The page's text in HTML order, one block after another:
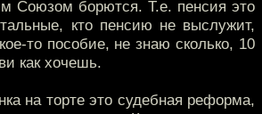
Союзом борются. Т.е. пенсия это
кто пенсию не выслужит,
то пособие, не знаю сколько, 10
как хочешь.
на торте это судебная реформа,